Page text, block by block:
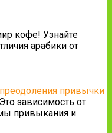
кофе! Узнайте
арабики от
привычки
зависимость от
привыкания и